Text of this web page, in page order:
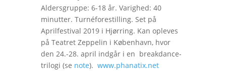
Aldersgruppe: 6-18 år. Varighed: 40
minutter. Turnéforestilling. Set på
Aprilfestival 2019 i Hjørring. Kan opleves
på Teatret Zeppelin i København, hvor
den 24.-28. april indgår i en breakdance-
trilogi (se note). www.phanatix.net